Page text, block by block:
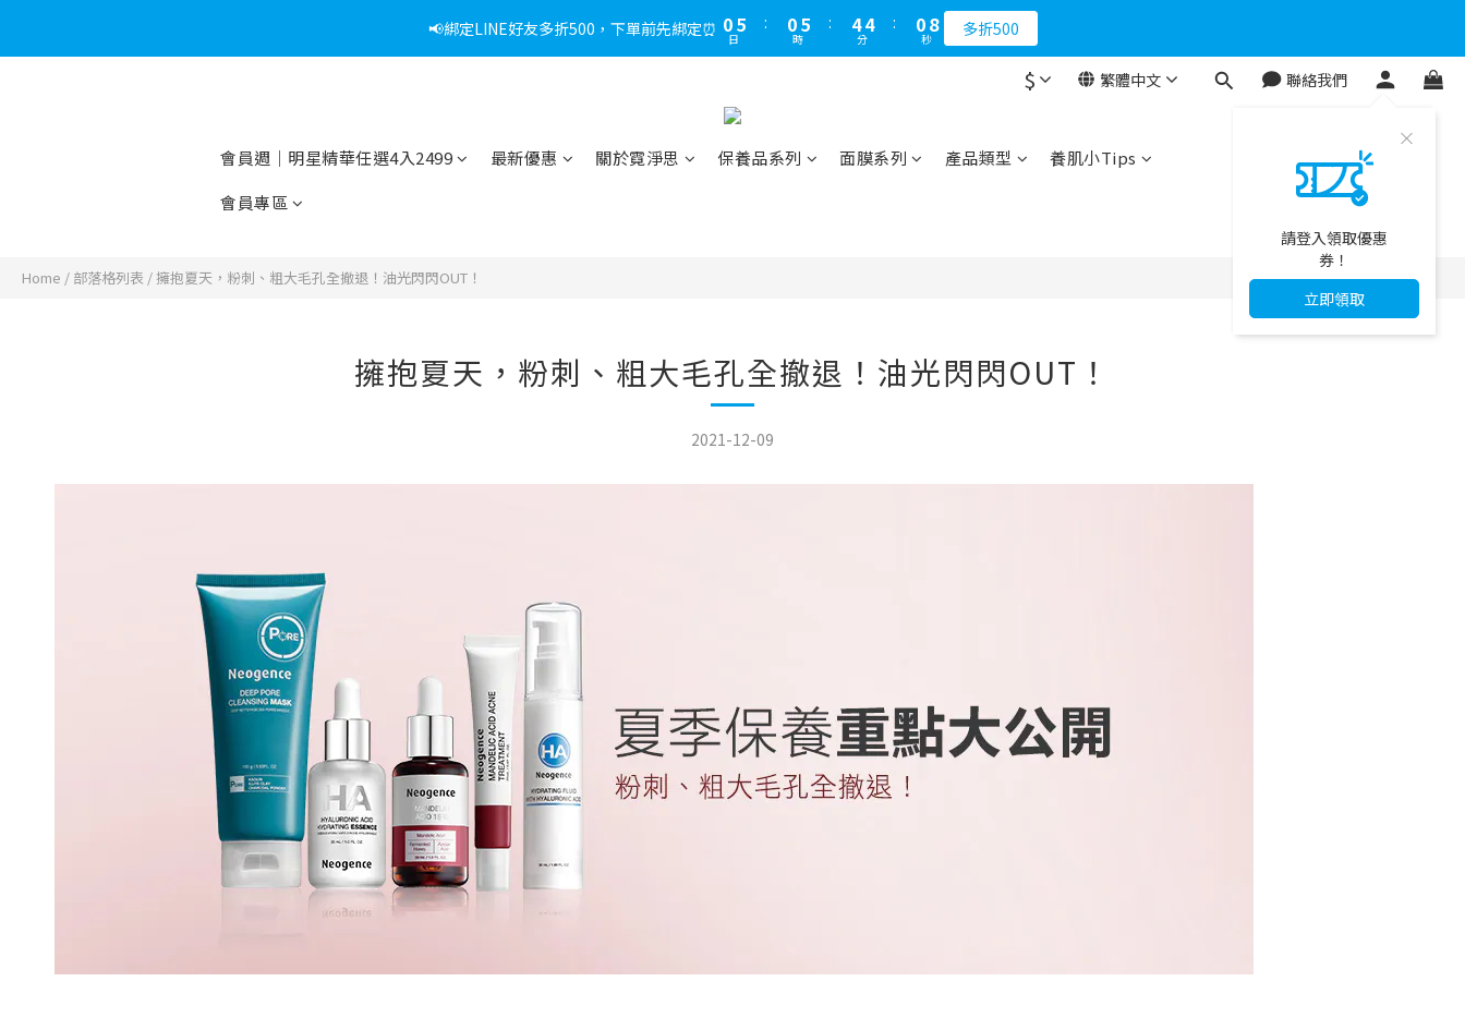
📢綁定LINE好友多折500，下單前先綁定⏰ 05
4
1
0
日
:
05
4
時
:
4
3
4
3
分
:
07
6
秒 多折500
$ 繁體中文 聯絡我們
請登入領取優惠
券！
立即領取
會員週｜明星精華任選4入2499 最新優惠 關於霓淨思 保養品系列 面膜系列 產品類型
養肌小Tips
會員專區
Home / 部落格列表 /擁抱夏天，粉刺、粗大毛孔全撤退！油光閃閃OUT！
擁抱夏天，粉刺、粗大毛孔全撤退！油光閃閃OUT！
2021-12-09